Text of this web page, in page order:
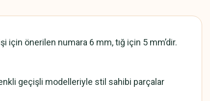
için önerilen numara 6 mm, tığ için 5 mm’dir.
geçişli modelleriyle stil sahibi parçalar